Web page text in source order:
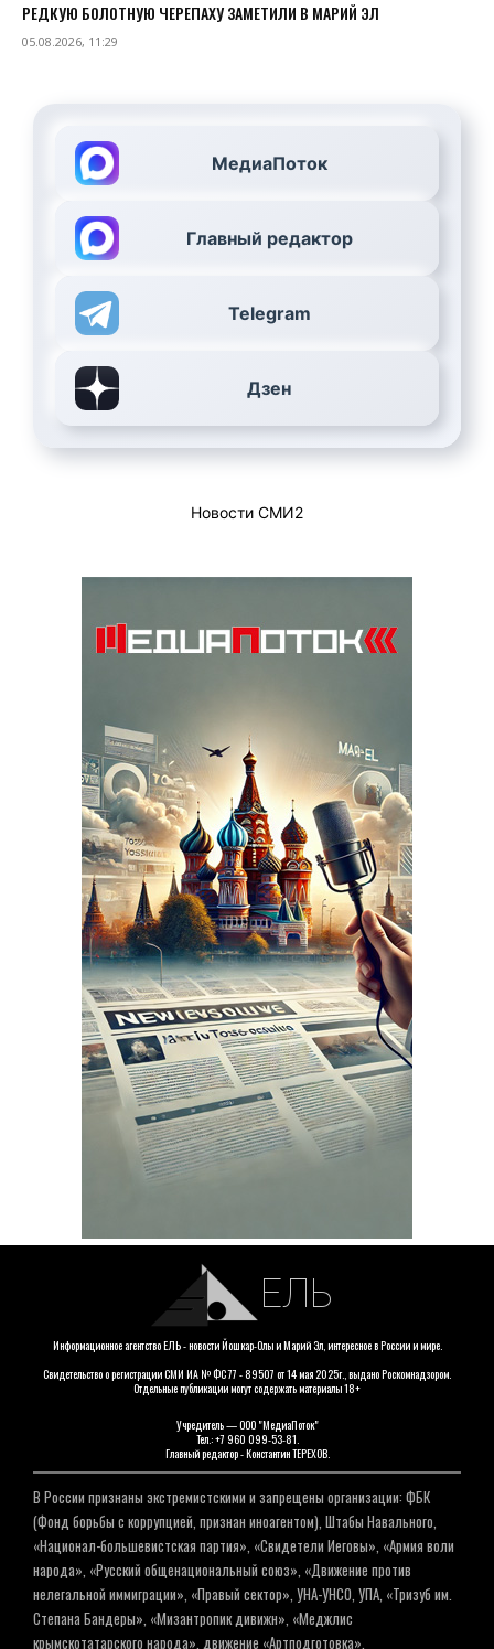
РЕДКУЮ БОЛОТНУЮ ЧЕРЕПАХУ ЗАМЕТИЛИ В МАРИЙ ЭЛ
05.08.2026, 11:29
МедиаПоток
Главный редактор
Telegram
Дзен
Новости СМИ2
ЕЛЬ
Информационное агентство ЕЛЬ - новости Йошкар-Олы и Марий Эл, интересное в России и мире.
Свидетельство о регистрации СМИ ИА № ФС 77 - 89507 от 14 мая 2025г., выдано Роскомнадзором.
Отдельные публикации могут содержать материалы 18+
Учредитель — ООО "МедиаПоток"
Тел.: +7 960 099-53-81.
Главный редактор - Константин ТЕРЕХОВ.
В России признаны экстремистскими и запрещены организации: ФБК
(Фонд борьбы с коррупцией, признан иноагентом), Штабы Навального,
«Национал-большевистская партия», «Свидетели Иеговы», «Армия воли
народа», «Русский общенациональный союз», «Движение против
нелегальной иммиграции», «Правый сектор», УНА-УНСО, УПА, «Тризуб им.
Степана Бандеры», «Мизантропик дивижн», «Меджлис
крымскотатарского народа», движение «Артподготовка»,